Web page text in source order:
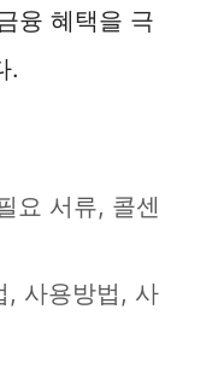
융 혜택을 극
.
요 서류, 콜센
, 사용방법, 사